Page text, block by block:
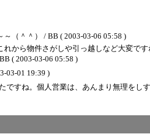
（＾＾） / BB ( 2003-03-06 05:58 )
から物件さがしや引っ越しなど大変
( 2003-03-06 05:58 )
03-01 19:39 )
ですね。個人営業は、あんまり無理を